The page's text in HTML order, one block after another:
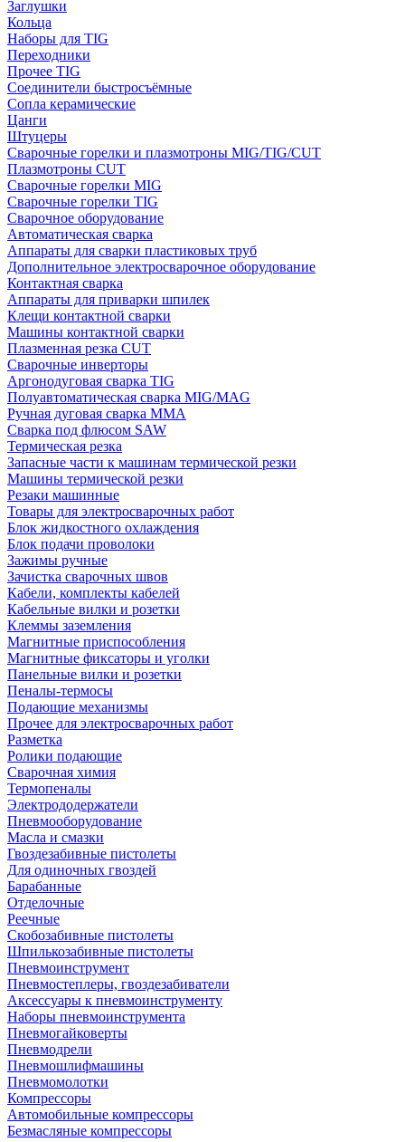
Заглушки
Кольца
Наборы для TIG
Переходники
Прочее TIG
Соединители быстросъёмные
Сопла керамические
Цанги
Штуцеры
Сварочные горелки и плазмотроны MIG/TIG/CUT
Плазмотроны CUT
Сварочные горелки MIG
Сварочные горелки TIG
Сварочное оборудование
Автоматическая сварка
Аппараты для сварки пластиковых труб
Дополнительное электросварочное оборудование
Контактная сварка
Аппараты для приварки шпилек
Клещи контактной сварки
Машины контактной сварки
Плазменная резка CUT
Сварочные инверторы
Аргонодуговая сварка TIG
Полуавтоматическая сварка MIG/MAG
Ручная дуговая сварка MMA
Сварка под флюсом SAW
Термическая резка
Запасные части к машинам термической резки
Машины термической резки
Резаки машинные
Товары для электросварочных работ
Блок жидкостного охлаждения
Блок подачи проволоки
Зажимы ручные
Зачистка сварочных швов
Кабели, комплекты кабелей
Кабельные вилки и розетки
Клеммы заземления
Магнитные приспособления
Магнитные фиксаторы и уголки
Панельные вилки и розетки
Пеналы-термосы
Подающие механизмы
Прочее для электросварочных работ
Разметка
Ролики подающие
Сварочная химия
Термопеналы
Электрододержатели
Пневмооборудование
Масла и смазки
Гвоздезабивные пистолеты
Для одиночных гвоздей
Барабанные
Отделочные
Реечные
Скобозабивные пистолеты
Шпилькозабивные пистолеты
Пневмоинструмент
Пневмостеплеры, гвоздезабиватели
Аксессуары к пневмоинструменту
Наборы пневмоинструмента
Пневмогайковерты
Пневмодрели
Пневмошлифмашины
Пневмомолотки
Компрессоры
Автомобильные компрессоры
Безмасляные компрессоры